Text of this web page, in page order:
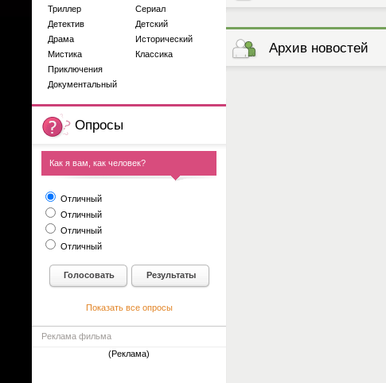
Триллер
Детектив
Драма
Мистика
Приключения
Документальный
Сериал
Детский
Исторический
Классика
Опросы
Как я вам, как человек?
Отличный
Отличный
Отличный
Отличный
Показать все опросы
Реклама фильма
(Реклама)
выступлений
Архив новостей